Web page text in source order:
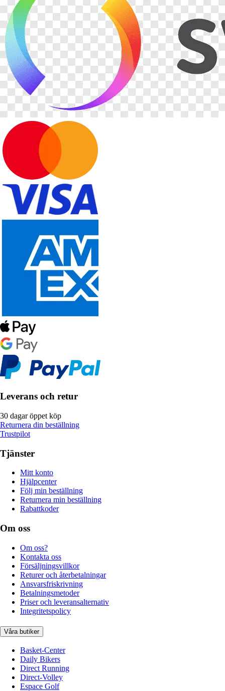
Leverans och retur
30 dagar öppet köp
Returnera din beställning
Trustpilot
Tjänster
Mitt konto
Hjälpcenter
Följ min beställning
Returnera min beställning
Rabattkoder
Om oss
Om oss?
Kontakta oss
Försäljningsvillkor
Returer och återbetalningar
Ansvarsfriskrivning
Betalningsmetoder
Priser och leveransalternativ
Integritetspolicy
Våra butiker
Basket-Center
Daily Bikers
Direct Running
Direct-Volley
Espace Golf